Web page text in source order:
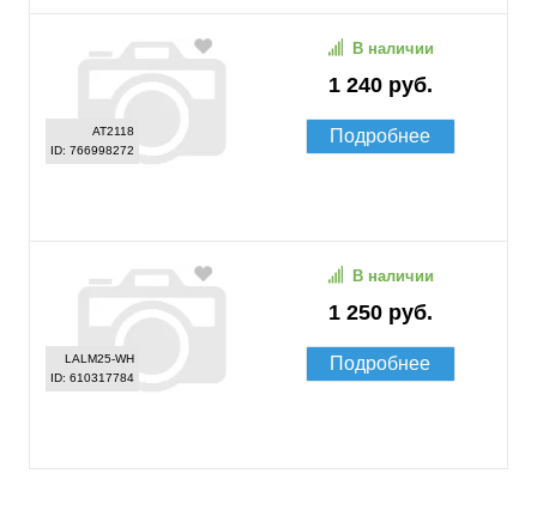
AT2118
ID: 766998272
1 240 руб.
В наличии
Подробнее
LALM25-WH
ID: 610317784
1 250 руб.
В наличии
Подробнее